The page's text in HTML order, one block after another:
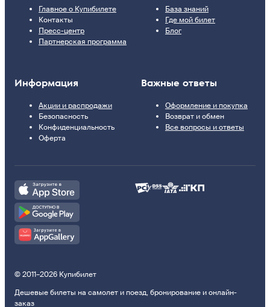
Главное о Купибилете
Контакты
Пресс-центр
Партнерская программа
База знаний
Где мой билет
Блог
Информация
Акции и распродажи
Безопасность
Конфиденциальность
Оферта
Важные ответы
Оформление и покупка
Возврат и обмен
Все вопросы и ответы
© 2011–2026 Купибилет
Дешевые билеты на самолет и поезд, бронирование и онлайн-
заказ